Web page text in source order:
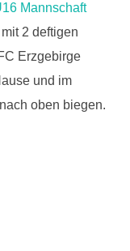
Mannschaft
2 deftigen
Erzgebirge
und im
oben biegen.